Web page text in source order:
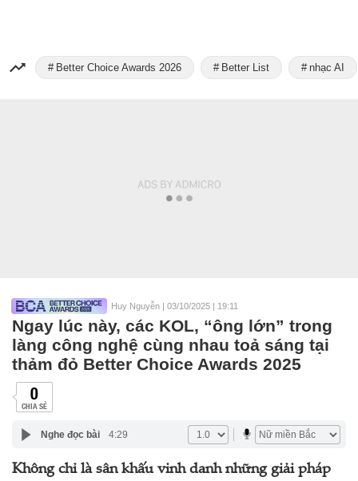
Better Choice Awards 2026 Better List nhạc AI
Huy Nguyễn |03/10/2025 | 19:11
Ngay lúc này, các KOL, “ông lớn” trong
làng công nghệ cùng nhau toả sáng tại
thảm đỏ Better Choice Awards 2025
0
CHIA SẺ
Nghe đọc bài 4:29
Không chỉ là sân khấu vinh danh những giải pháp